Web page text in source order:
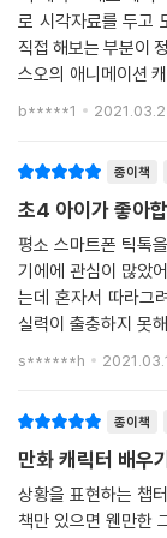
PART 3 .전신 그리
신체 부위의 비율에
전신 그리는 방법 80
남녀의 그림 특징 /
기
옆에서 전신 그리기
측면에서의 특징 / 단
반 측면에서의 특징 /
뒤에서 전신 그리기
뒷모습에서의 특징 /
로 시각자료를 두고
직접 해보는 부분이 정말 많습니
스오의 애니메이션
은 애니메이션에 특
b*****1
종이책
초4 아이가 좋아
평소 스마트폰 틱톡
기에에 관심이 많았
는데 혼자서 따라그
실력이 출충하지 못
런지 그리고 싶은
s******h
종이책
만화 캐릭터 배우
상황을 표현하는 챕
책만 있으면 웬만한